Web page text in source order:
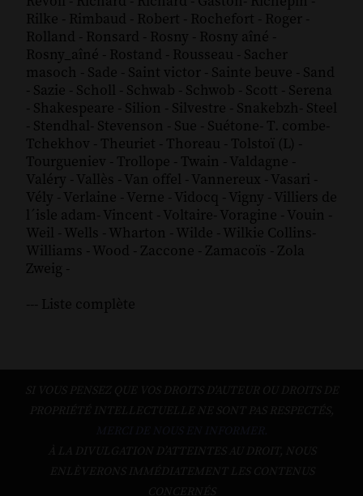
Rilke - Rimbaud - Robert - Rochefort - Roger -
Rolland - Ronsard - Rosny - Rosny aîné -
Rosny_aîné - Rostand - Rousseau - Sacher
masoch - Sade - Saint victor - Sainte beuve - Sand
- Sazie - Scholl - Schwab - Schwob - Scott - Serena
- Shakespeare - Silion - Silvestre - Snakebzh- Steel
- Stendhal- Stevenson - Sue - Suétone- T. combe-
Tchekhov - Theuriet - Thoreau - Tolstoï (L) -
Tourgueniev - Trollope - Twain - Valdagne -
Valéry - Vallès - Van offel - Vannereux - Vasari -
Vély - Verlaine - Verne - Vidocq - Vigny - Villiers de
l´isle adam- Vincent - Voltaire- Voragine - Vouin -
Weil - Wells - Wharton - Wilde - Wilkie Collins-
Williams - Wood - Zaccone - Zamacoïs - Zola
Zweig -
--- Liste complète